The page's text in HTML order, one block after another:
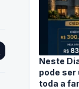
Neste
pode ser
toda a